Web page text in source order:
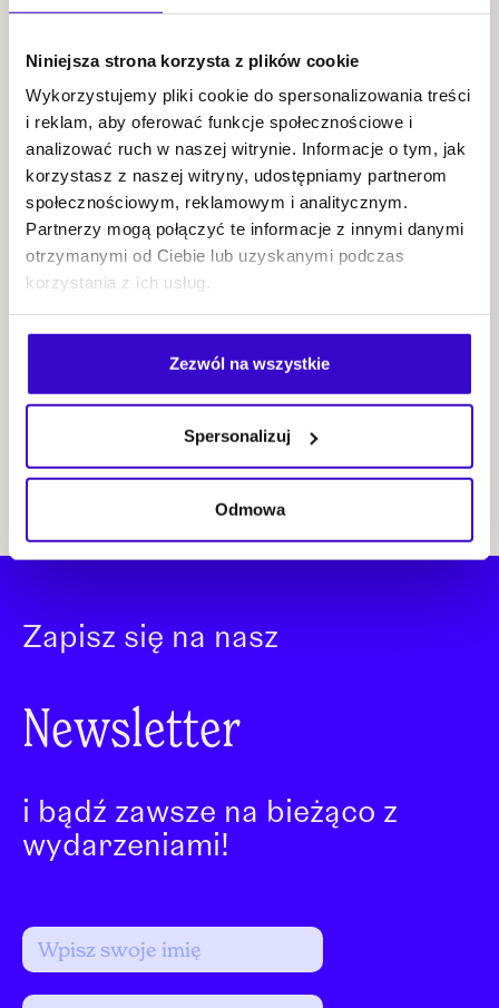
Niniejsza strona korzysta z plików cookie
Wykorzystujemy pliki cookie do spersonalizowania treści
i reklam, aby oferować funkcje społecznościowe i
analizować ruch w naszej witrynie. Informacje o tym, jak
korzystasz z naszej witryny, udostępniamy partnerom
społecznościowym, reklamowym i analitycznym.
Partnerzy mogą połączyć te informacje z innymi danymi
otrzymanymi od Ciebie lub uzyskanymi podczas
korzystania z ich usług.
Zezwól na wszystkie
Spersonalizuj
Odmowa
25.09
20:00
SUFERI &
Frederico
Heliodoro
KUP BILET
zobacz więcej
Zapisz się na nasz
Newsletter
i bądź zawsze na bieżąco z
wydarzeniami!